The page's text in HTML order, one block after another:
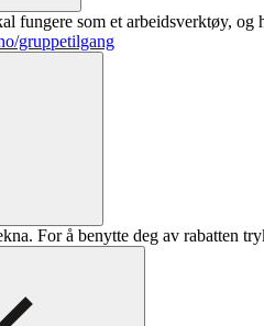
som et arbeidsverktøy,
gruppetilgang
For å benytte deg av rabatten